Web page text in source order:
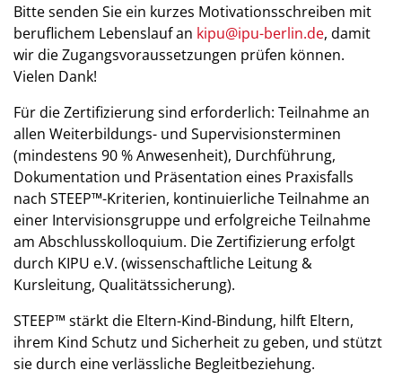
Bitte senden Sie ein kurzes Motivationsschreiben mit
beruflichem Lebenslauf an kipu@ipu-berlin.de, damit
wir die Zugangsvoraussetzungen prüfen können.
Vielen Dank!
Für die Zertifizierung sind erforderlich: Teilnahme an
allen Weiterbildungs- und Supervisionsterminen
(mindestens 90 % Anwesenheit), Durchführung,
Dokumentation und Präsentation eines Praxisfalls
nach STEEP™-Kriterien, kontinuierliche Teilnahme an
einer Intervisionsgruppe und erfolgreiche Teilnahme
am Abschlusskolloquium. Die Zertifizierung erfolgt
durch KIPU e.V. (wissenschaftliche Leitung &
Kursleitung, Qualitätssicherung).
STEEP™ stärkt die Eltern-Kind-Bindung, hilft Eltern,
ihrem Kind Schutz und Sicherheit zu geben, und stützt
sie durch eine verlässliche Begleitbeziehung.